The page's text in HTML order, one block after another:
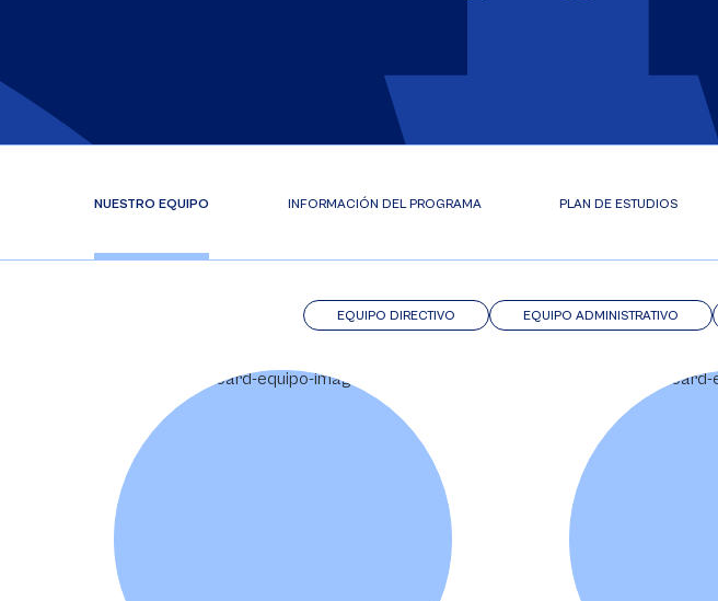
NUESTRO EQUIPO INFORMACIÓN DEL PROGRAMA PLAN DE ESTUDIOS
EQUIPO ADMINISTRATIVO
EQUIPO DIRECTIVO